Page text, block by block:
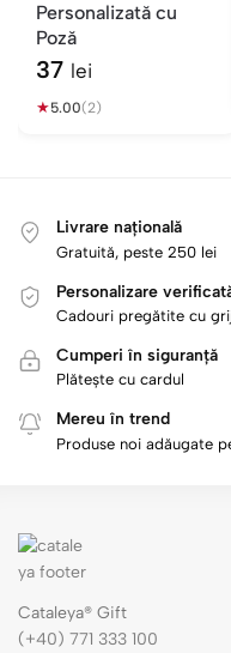
Personalizată cu
Poză
37 lei
★5.00(2)
Livrare națională
Gratuită, peste 250 lei
Personalizare
Cadouri pregătite cu
Cumperi în siguranță
Plătește cu cardul
Mereu în trend
Produse noi adăugate
Cataleya® Gift
(+40) 771 333 100